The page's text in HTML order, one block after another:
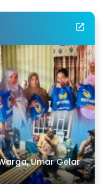
Umar Gelar